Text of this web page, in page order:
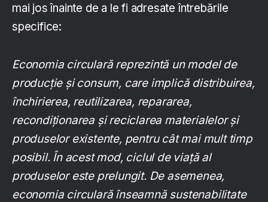
mai jos înainte de a le fi adresate întrebările
specifice:
Economia circulară reprezintă un model de
producție și consum, care implică distribuirea,
închirierea, reutilizarea, repararea,
recondiționarea și reciclarea materialelor și
produselor existente, pentru cât mai mult timp
posibil.În acest mod, ciclul de viață al
produselor este prelungit.De asemenea,
economia circulară înseamnă sustenabilitate